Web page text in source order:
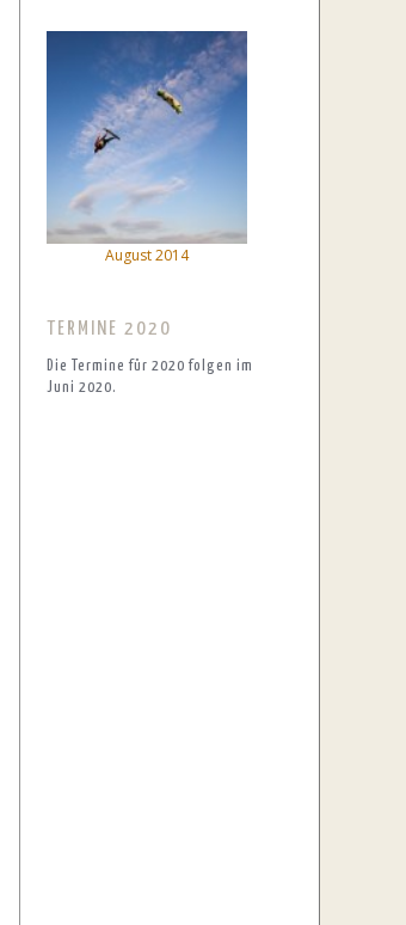
August 2014
TERMINE 2020
Die Termine für 2020 folgen im
Juni 2020.